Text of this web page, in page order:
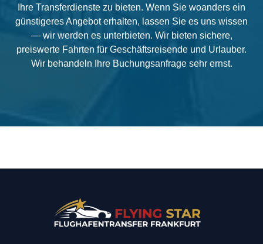
Ihre Transferdienste zu bieten. Wenn Sie woanders ein
günstigeres Angebot erhalten, lassen Sie es uns wissen
— wir werden es unterbieten. Wir bieten sichere,
preiswerte Fahrten für Geschäftsreisende und Urlauber.
Wir behandeln Ihre Buchungsanfrage sehr ernst.